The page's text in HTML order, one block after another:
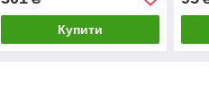
Купити